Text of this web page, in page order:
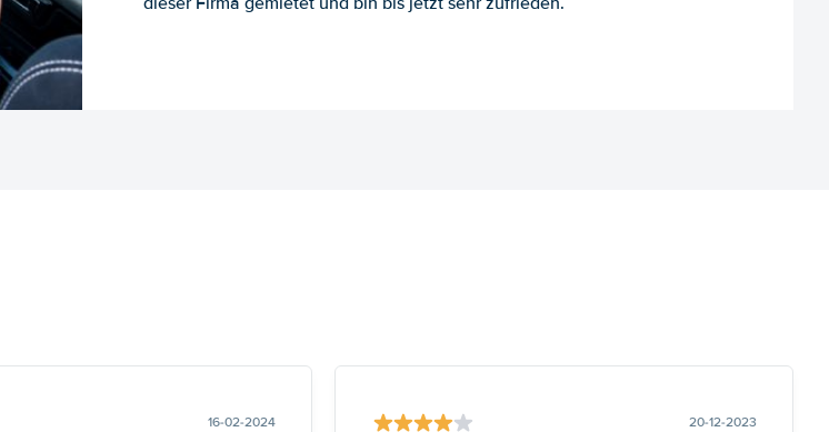
16-02-2024 20-12-2023